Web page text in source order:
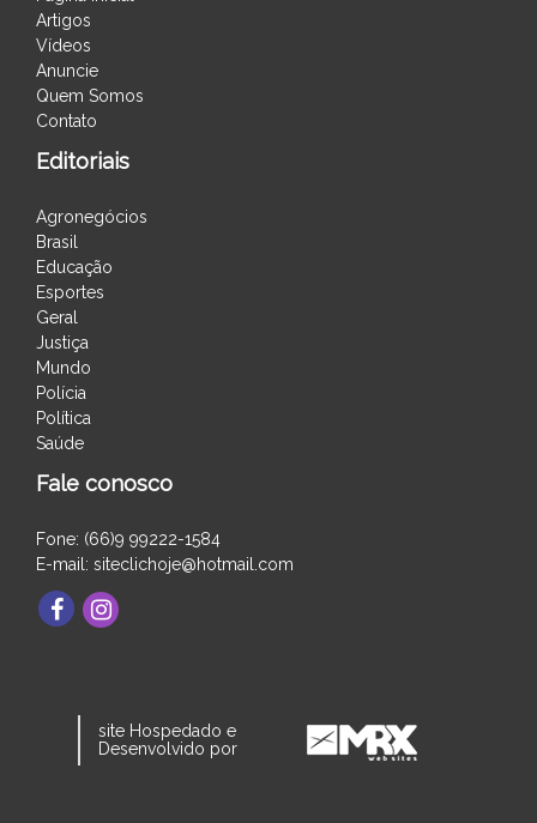
Artigos
Vídeos
Anuncie
Quem Somos
Contato
Editoriais
Agronegócios
Brasil
Educação
Esportes
Geral
Justiça
Mundo
Polícia
Política
Saúde
Fale conosco
Fone: (66)9 99222-1584
E-mail: siteclichoje@hotmail.com
site Hospedado e
Desenvolvido por